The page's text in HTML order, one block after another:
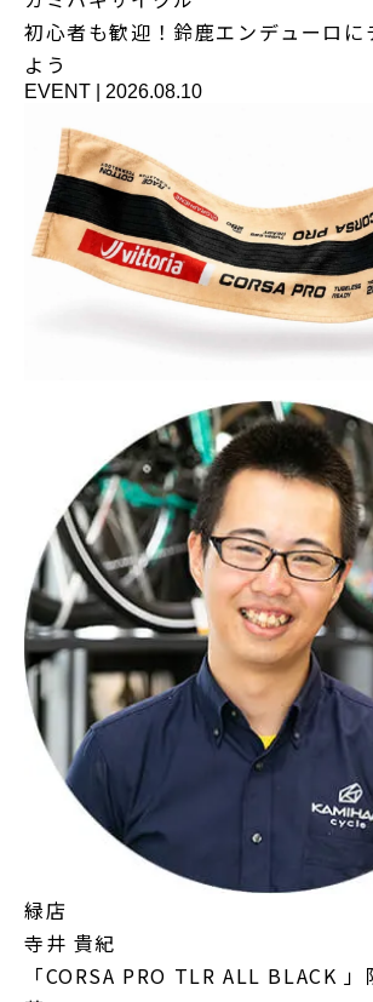
初心者も歓迎！鈴鹿エンデューロに
よう
EVENT 2026.08.10
緑店
寺井 貴紀
「CORSA PRO TLR ALL BLACK